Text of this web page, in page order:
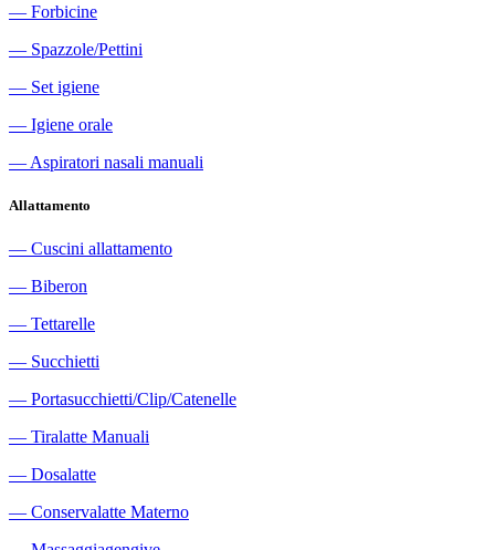
― Forbicine
― Spazzole/Pettini
― Set igiene
― Igiene orale
― Aspiratori nasali manuali
Allattamento
― Cuscini allattamento
― Biberon
― Tettarelle
― Succhietti
― Portasucchietti/Clip/Catenelle
― Tiralatte Manuali
― Dosalatte
― Conservalatte Materno